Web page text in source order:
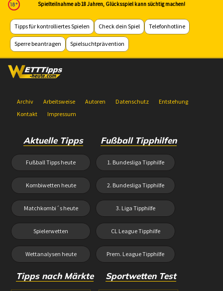
Spielteilnahme ab 18 Jahren, Glücksspiel kann süchtig machen!
Tipps für kontrolliertes Spielen Check dein Spiel Telefonhotline
Sperre beantragen Spielsuchtprävention
Archiv Arbeitsweise Autoren Datenschutz
Entstehung
Kontakt
Impressum
Aktuelle Tipps
Fußball Tipps heute
Kombiwetten heute
Matchkombi´s heute
Spielerwetten
Wettanalysen heute
Fußball Tipphilfen
1. Bundesliga Tipphilfe
2. Bundesliga Tipphilfe
3. Liga Tipphilfe
CL League Tipphilfe
Prem. League Tipphilfe
Tipps nach Märkte Sportwetten Test